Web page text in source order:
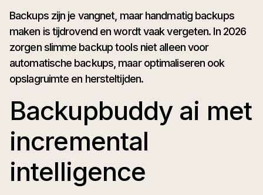
Backups zijn je vangnet, maar handmatig backups
maken is tijdrovend en wordt vaak vergeten. In 2026
zorgen slimme backup tools niet alleen voor
automatische backups, maar optimaliseren ook
opslagruimte en hersteltijden.
Backupbuddy ai met
incremental
intelligence